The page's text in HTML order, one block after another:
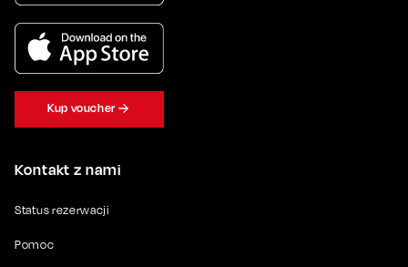
Kontakt z nami
Status rezerwacji
Pomoc
Kup voucher